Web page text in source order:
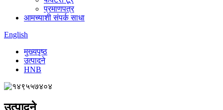
प्रमाणपत्र
आमच्याशी संपर्क साधा
English
मुख्यपृष्ठ
उत्पादने
HNB
उत्पादने